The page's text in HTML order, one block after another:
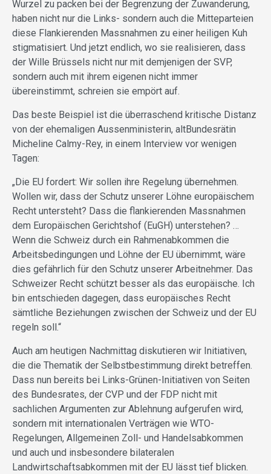
Wurzel zu packen bei der Begrenzung der Zuwanderung,
haben nicht nur die Links- sondern auch die Mitteparteien
diese Flankierenden Massnahmen zu einer heiligen Kuh
stigmatisiert. Und jetzt endlich, wo sie realisieren, dass
der Wille Brüssels nicht nur mit demjenigen der SVP,
sondern auch mit ihrem eigenen nicht immer
übereinstimmt, schreien sie empört auf.
Das beste Beispiel ist die überraschend kritische Distanz
von der ehemaligen Aussenministerin, altBundesrätin
Micheline Calmy-Rey, in einem Interview vor wenigen
Tagen:
„Die EU fordert: Wir sollen ihre Regelung übernehmen.
Wollen wir, dass der Schutz unserer Löhne europäischem
Recht untersteht? Dass die flankierenden Massnahmen
dem Europäischen Gerichtshof (EuGH) unterstehen? …
Wenn die Schweiz durch ein Rahmenabkommen die
Arbeitsbedingungen und Löhne der EU übernimmt, wäre
dies gefährlich für den Schutz unserer Arbeitnehmer. Das
Schweizer Recht schützt besser als das europäische. Ich
bin entschieden dagegen, dass europäisches Recht
sämtliche Beziehungen zwischen der Schweiz und der EU
regeln soll.“
Auch am heutigen Nachmittag diskutieren wir Initiativen,
die die Thematik der Selbstbestimmung direkt betreffen.
Dass nun bereits bei Links-Grünen-Initiativen von Seiten
des Bundesrates, der CVP und der FDP nicht mit
sachlichen Argumenten zur Ablehnung aufgerufen wird,
sondern mit internationalen Verträgen wie WTO-
Regelungen, Allgemeinen Zoll- und Handelsabkommen
und auch und insbesondere bilateralen
Landwirtschaftsabkommen mit der EU lässt tief blicken.